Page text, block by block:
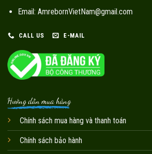
Email: AmrebornVietNam@gmail.com
CALL US E-MAIL
Hướng dẫn mua hàng
Chính sách mua hàng và thanh toán
Chính sách bảo hành